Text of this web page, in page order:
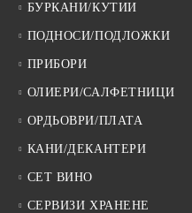
БУРКАНИ/КУТИИ
ПОДНОСИ/ПОДЛОЖКИ
ПРИБОРИ
ОЛИЕРИ/САЛФЕТНИЦИ
ОРДЬОВРИ/ПЛАТА
КАНИ/ДЕКАНТЕРИ
СЕТ ВИНО
СЕРВИЗИ ХРАНЕНЕ